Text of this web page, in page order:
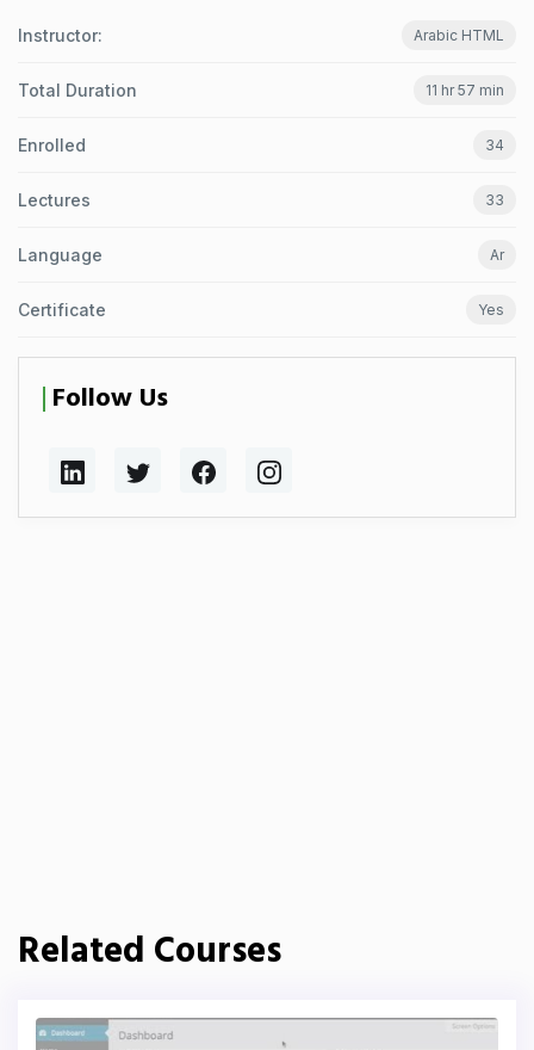
Instructor: Arabic HTML
Total Duration 11 hr 57 min
Enrolled 34
Lectures 33
Language Ar
Certificate Yes
Follow Us
Related Courses